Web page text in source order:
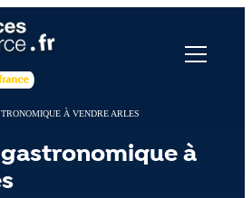
À VENDRE ARLES
à
cookies